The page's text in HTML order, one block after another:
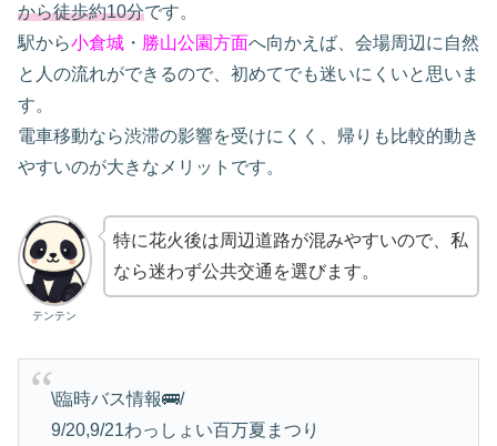
から徒歩約10分です。
駅から小倉城 ・ 勝山公園方面へ向かえば、会場周辺に自然
と人の流れができるので、初めてでも迷いにくいと思いま
す。
電車移動なら渋滞の影響を受けにくく、帰りも比較的動き
やすいのが大きなメリットです。
テンテン
特に花火後は周辺道路が混みやすいので、私
なら迷わず公共交通を選びます。
\臨時バス情報🚌/
9/20,9/21わっしょい百万夏まつり